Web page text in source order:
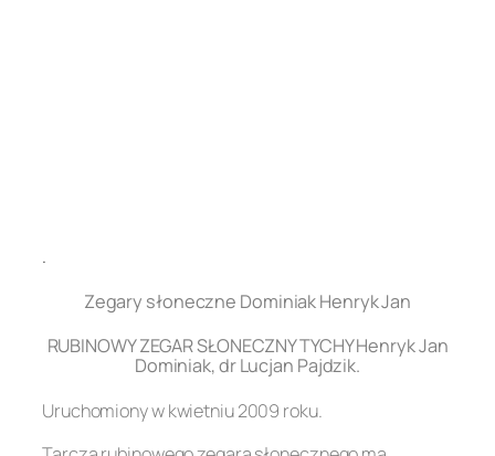
.
Zegary słoneczne Dominiak Henryk Jan
RUBINOWY ZEGAR SŁONECZNY TYCHY Henryk Jan
Dominiak, dr Lucjan Pajdzik.
Uruchomiony w kwietniu 2009 roku.